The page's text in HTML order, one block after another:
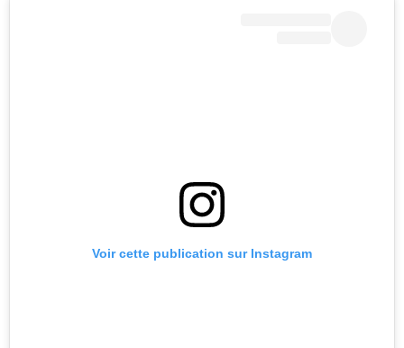
Voir cette publication sur Instagram